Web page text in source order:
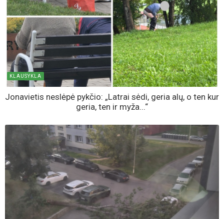
KLAUSYKLA
Jonavietis neslėpė pykčio: „Latrai sėdi, geria alų, o ten kur
geria, ten ir myža...“